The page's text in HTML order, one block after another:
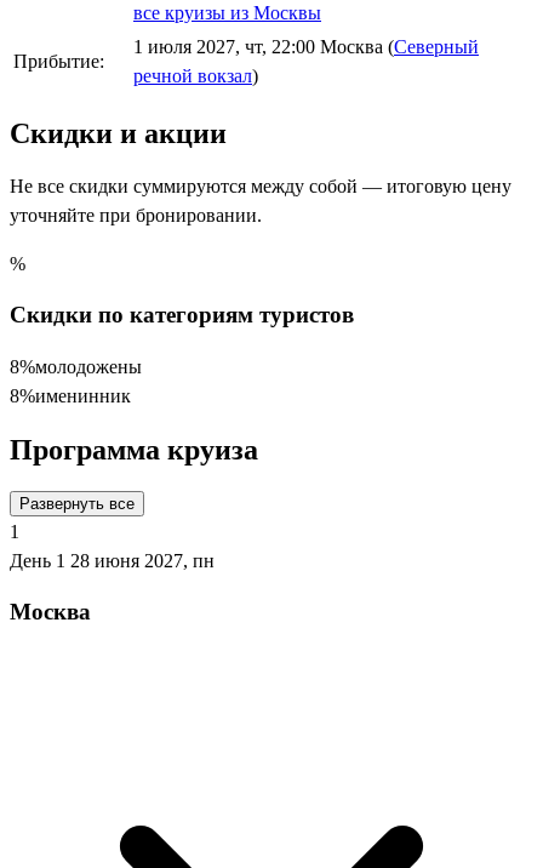
все круизы из Москвы
Прибытие:
1 июля 2027, чт, 22:00 Москва (Северный
речной вокзал)
Скидки и акции
Не все скидки суммируются между собой — итоговую цену
уточняйте при бронировании.
%
Скидки по категориям туристов
8%молодожены
8%именинник
Программа круиза
Развернуть все
1
День 1 28 июня 2027, пн
Москва